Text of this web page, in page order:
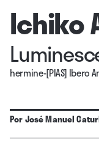
Ichiko
hermine-[PIAS] Ibero
PorJosé Manuel